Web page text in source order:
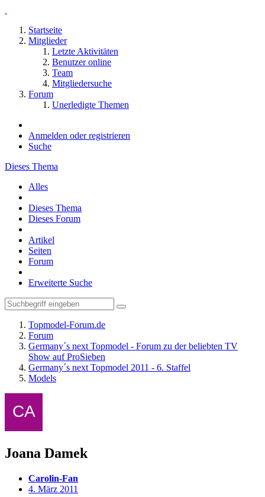
Startseite
Mitglieder
Letzte Aktivitäten
Benutzer online
Team
Mitgliedersuche
Forum
Unerledigte Themen
Anmelden oder registrieren
Suche
Dieses Thema
Alles
Dieses Thema
Dieses Forum
Artikel
Seiten
Forum
Erweiterte Suche
Topmodel-Forum.de
Forum
Germany´s next Topmodel - Forum zu der beliebten TV
Show auf ProSieben
Germany´s next Topmodel 2011 - 6. Staffel
Models
Joana Damek
Carolin-Fan
4. März 2011